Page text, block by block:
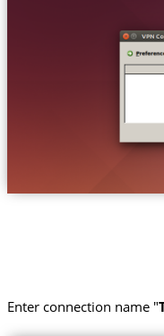
Enter connection name "